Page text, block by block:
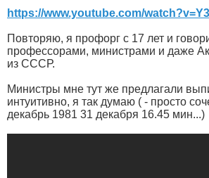
https://www.youtube.com/
Повторяю, я профорг с 17 лет и
профессорами, министрами и даже
из СССР.
Министры мне тут же предлагали
интуитивно, я так думаю ( - просто
декабрь 1981 31 декабря 16.45 мин...)